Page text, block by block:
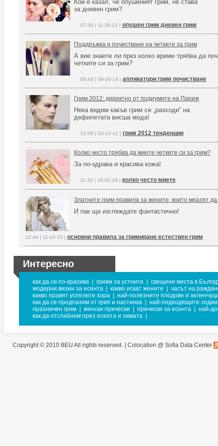
Кой е казал, че опушеният грим, не става
за дневен грим?
07:30 | 11-28-12 | опушен грим дневен грим
Поддръжка и почистване на четките за грим
А вие знаете ли през колко време трябва да
четките си за грим?
09:40 | 09-26-14 | апликатори грим почистване
Грим 2012: директно от подиумите на Париж
Нека видим какъв грим се „разходи” на
дефилетата висша мода!
12:00 | 03-13-12 | грим 2012 тенденции
Колко често трябва да миете четките си за грим?
За по-здрава и красива кожа!
11:32 | 10-02-19 | колко често миете
Златните грим правила за жените, които мразят
И пак ще изглеждате фантастично!
12:44 | 11-10-15 | основни правила за гримиране естествен грим
Интересно
как да си по-красива грижи за устните
свещени места в
модерни визии за есента
какво искат жените
часът на
какво правят успелите хора
най-полезните плодове и
как да се предпазим от грип и настинка
най-подходящите зодии
празничен грим
женски прически прически за есента
най-
как да отслабнем през есента и зимата
Copyright © 2010 BEU All rights reserved. | Colocation @ Sofia Data Center